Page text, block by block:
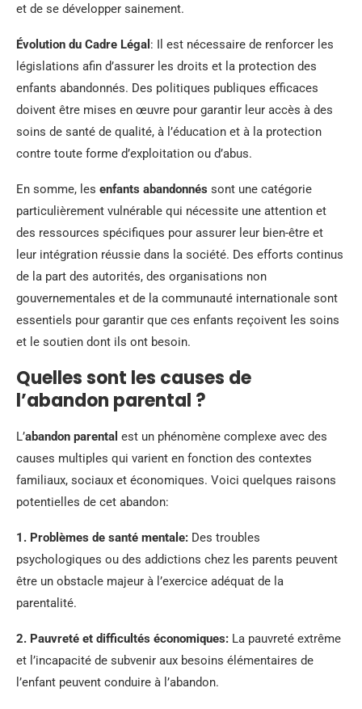
et de se développer sainement.
Évolution du Cadre Légal : Il est nécessaire de renforcer les
législations afin d’assurer les droits et la protection des
enfants abandonnés. Des politiques publiques efficaces
doivent être mises en œuvre pour garantir leur accès à des
soins de santé de qualité, à l’éducation et à la protection
contre toute forme d’exploitation ou d’abus.
En somme, les enfants abandonnés sont une catégorie
particulièrement vulnérable qui nécessite une attention et
des ressources spécifiques pour assurer leur bien-être et
leur intégration réussie dans la société. Des efforts continus
de la part des autorités, des organisations non
gouvernementales et de la communauté internationale sont
essentiels pour garantir que ces enfants reçoivent les soins
et le soutien dont ils ont besoin.
Quelles sont les causes de
l’abandon parental ?
L’abandon parental est un phénomène complexe avec des
causes multiples qui varient en fonction des contextes
familiaux, sociaux et économiques. Voici quelques raisons
potentielles de cet abandon:
1. Problèmes de santé mentale: Des troubles
psychologiques ou des addictions chez les parents peuvent
être un obstacle majeur à l’exercice adéquat de la
parentalité.
2. Pauvreté et difficultés économiques: La pauvreté extrême
et l’incapacité de subvenir aux besoins élémentaires de
l’enfant peuvent conduire à l’abandon.